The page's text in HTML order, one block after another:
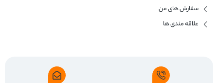
سفارش های من
علاقه مندی ها